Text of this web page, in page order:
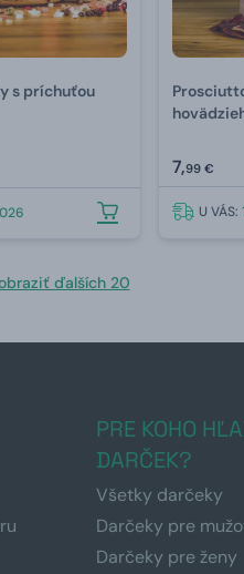
s príchuťou
7,99 €
U VÁS:
ďalších 20
PRE KOHO
DARČEK?
Všetky darčeky
Darčeky pre
Darčeky pre ženy